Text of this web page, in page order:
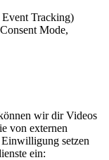
Tracking)
Mode,
wir dir Videos
von externen
setzen
ein: